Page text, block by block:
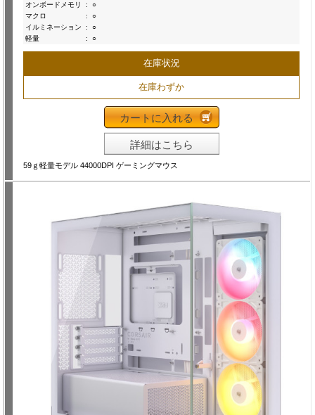
オンボードメモリ
:
○
マクロ
:
○
イルミネーション
:
○
軽量
: ○
在庫状況
在庫わずか
カートに入れる
詳細はこちら
59ｇ軽量モデル 44000DPI ゲーミングマウス